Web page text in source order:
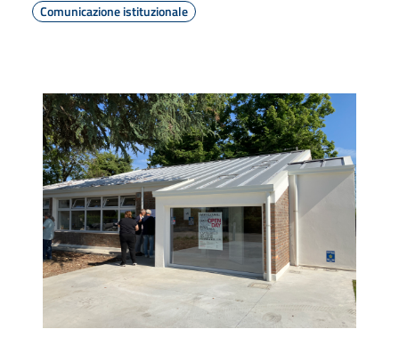
Comunicazione istituzionale